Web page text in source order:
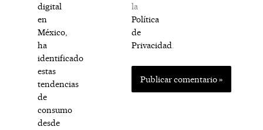
digital
en
México,
ha
identificado
estas
tendencias
de
consumo
desde
la
Política
de
Privacidad